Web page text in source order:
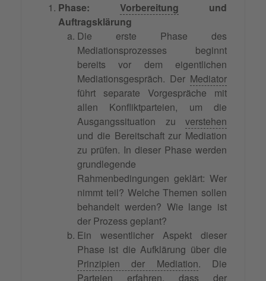
Phase: Vorbereitung und
Auftragsklärung
Die erste Phase des
Mediationsprozesses beginnt
bereits vor dem eigentlichen
Mediationsgespräch. Der Mediator
führt separate Vorgespräche mit
allen Konfliktparteien, um die
Ausgangssituation zu verstehen
und die Bereitschaft zur Mediation
zu prüfen. In dieser Phase werden
grundlegende
Rahmenbedingungen geklärt: Wer
nimmt teil? Welche Themen sollen
behandelt werden? Wie lange ist
der Prozess geplant?
Ein wesentlicher Aspekt dieser
Phase ist die Aufklärung über die
Prinzipien der Mediation. Die
Parteien erfahren, dass der